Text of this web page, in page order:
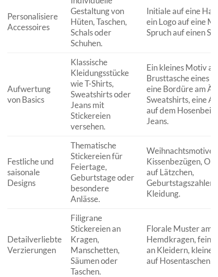
Personalisiere
Accessoires
Gestaltung von
Hüten, Taschen,
Schals oder
Schuhen.
Initiale auf eine
ein Logo auf eine
Spruch auf einen
Aufwertung
von Basics
Klassische
Kleidungsstücke
wie T-Shirts,
Sweatshirts oder
Jeans mit
Stickereien
versehen.
Ein kleines Motiv
Brusttasche eines
eine Bordüre am
Sweatshirts, eine
auf dem Hosenbein
Jeans.
Festliche und
saisonale
Designs
Thematische
Stickereien für
Feiertage,
Geburtstage oder
besondere
Anlässe.
Weihnachtsmotive
Kissenbezügen,
auf Lätzchen,
Geburtstagszahlen
Kleidung.
Detailverliebte
Verzierungen
Filigrane
Stickereien an
Kragen,
Manschetten,
Säumen oder
Taschen.
Florale Muster am
Hemdkragen,
an Kleidern, kleine
auf Hosentaschen.